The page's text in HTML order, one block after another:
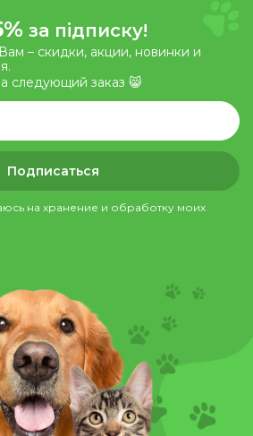
за підписку!
– скидки, акции, новинки и
следующий заказ 😸
Подписаться
на хранение и обработку моих